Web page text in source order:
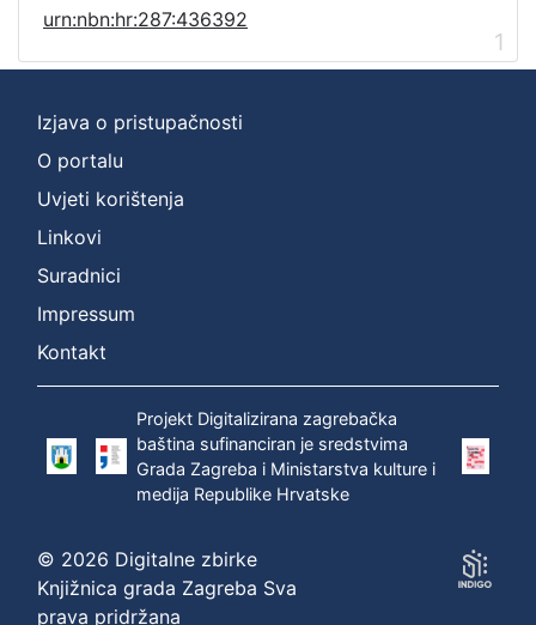
urn:nbn:hr:287:436392
1
Izjava o pristupačnosti
O portalu
Uvjeti korištenja
Linkovi
Suradnici
Impressum
Kontakt
Projekt Digitalizirana zagrebačka
baština sufinanciran je sredstvima
Grada Zagreba i Ministarstva kulture i
medija Republike Hrvatske
© 2026 Digitalne zbirke
Knjižnica grada Zagreba Sva
prava pridržana